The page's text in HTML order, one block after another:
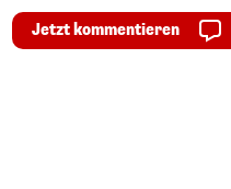
Jetzt kommentieren